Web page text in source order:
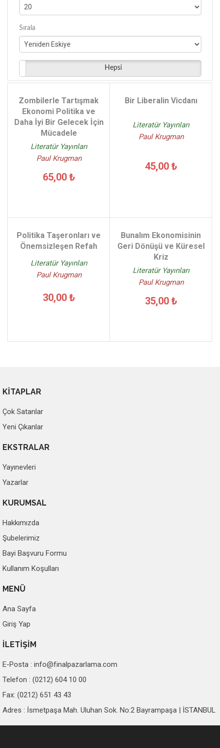
Sırala
Hepsi
Zombilerle Tartışmak
Ekonomi Politika ve
Daha İyi Bir Gelecek İçin
Mücadele
Literatür Yayınları
Paul Krugman
65,00 ₺
Bir Liberalin Vicdanı
Literatür Yayınları
Paul Krugman
45,00 ₺
Politika Taşeronları ve
Önemsizleşen Refah
Literatür Yayınları
Paul Krugman
30,00 ₺
Bunalım Ekonomisinin
Geri Dönüşü ve Küresel
Kriz
Literatür Yayınları
Paul Krugman
35,00 ₺
KİTAPLAR
Çok Satanlar
Yeni Çıkanlar
EKSTRALAR
Yayınevleri
Yazarlar
KURUMSAL
Hakkımızda
Şubelerimiz
Bayi Başvuru Formu
Kullanım Koşulları
MENÜ
Ana Sayfa
Giriş Yap
İLETİŞİM
E-Posta : info@finalpazarlama.com
Telefon : (0212) 604 10 00
Fax: (0212) 651 43 43
Adres : İsmetpaşa Mah. Uluhan Sok. No:2 Bayrampaşa | İSTANBUL